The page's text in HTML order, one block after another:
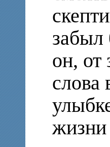
забыл
он, от
слова
жизни